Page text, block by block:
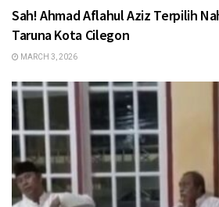
Sah! Ahmad Aflahul Aziz Terpilih
Taruna Kota Cilegon
MARCH 3, 2026